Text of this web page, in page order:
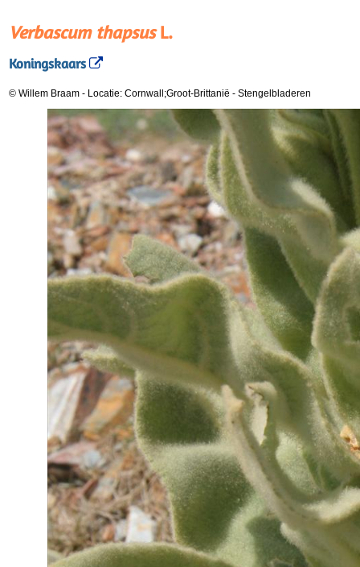
Verbascum thapsusL.
Koningskaars
© Willem Braam - Locatie: Cornwall;Groot-Brittanië - Stengelbladeren